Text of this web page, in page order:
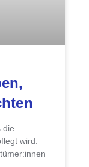
die
wird.